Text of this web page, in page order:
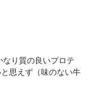
り質の良いプロテ
思えず（味のない牛